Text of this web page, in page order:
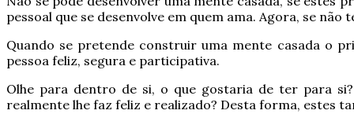
pessoal que se desenvolve em quem ama. Agora, se
Quando se pretende construir uma mente casada o
pessoa feliz, segura e participativa.
Olhe para dentro de si, o que gostaria de ter para
realmente lhe faz feliz e realizado? Desta forma, estes